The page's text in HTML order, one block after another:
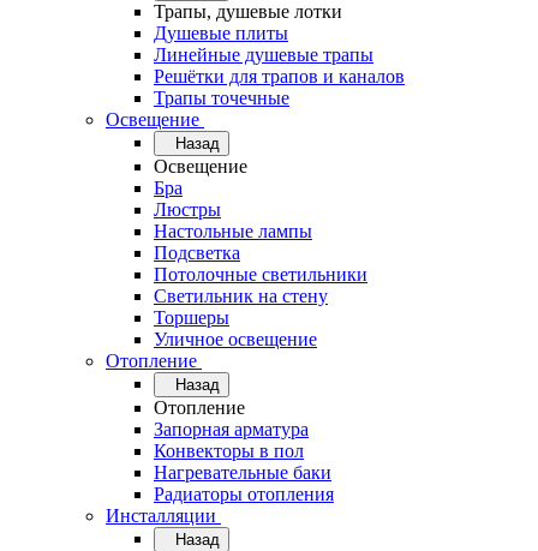
Трапы, душевые лотки
Душевые плиты
Линейные душевые трапы
Решётки для трапов и каналов
Трапы точечные
Освещение
Назад
Освещение
Бра
Люстры
Настольные лампы
Подсветка
Потолочные светильники
Светильник на стену
Торшеры
Уличное освещение
Отопление
Назад
Отопление
Запорная арматура
Конвекторы в пол
Нагревательные баки
Радиаторы отопления
Инсталляции
Назад